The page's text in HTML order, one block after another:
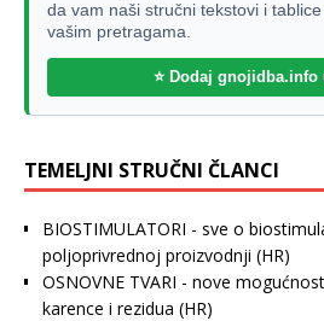
da vam naši stručni tekstovi i
vašim pretragama.
⭐ Dodaj gnojidba.info
TEMELJNI STRUČNI ČLANCI
BIOSTIMULATORI - sve o
poljoprivrednoj proizvodnji (HR)
OSNOVNE TVARI - nove
karence i rezidua (HR)